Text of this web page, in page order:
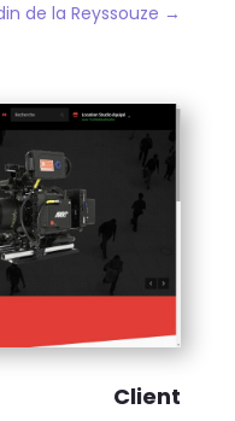
de la Reyssouze →
Client